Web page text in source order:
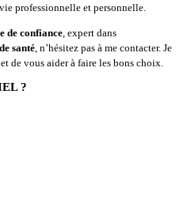
professionnelle et personnelle.
de confiance, expert dans
santé, n’hésitez pas à me contacter. Je
de vous aider à faire les bons choix.
?